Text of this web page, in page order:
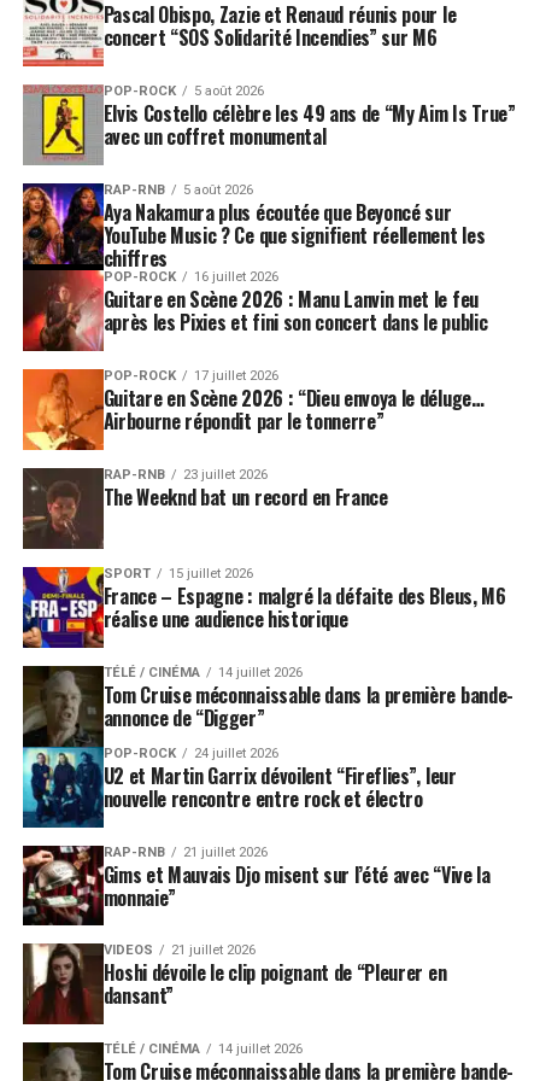
mais aussi de lutte. «Olho no olho, les yeux dans les
yeux, sans rancœur ni colère», précise Chico, fils de
cette terre nordestine où tout se joue sans détour, et qui
a mixé les us et coutumes des indigènes, des Portugais,
des Hollandais, des Africains, des Juifs, des Arabes, qui
au fil du temps ont bâti son histoire si singulière.
Rebouliço, composé, pendant la pandémie, remet ainsi
au centre du jeu l’amour et la joie des Nordéstins, qui,
sans être brisés par des conditions de vie parfois très
mènent la danse des « festas juninas », les fêtes de la
Saint Jean et de la Saint Pierre. Le plus grand risque
encouru par le Brésil ces dernières années a été
précisément l’extinction de la joie, cette alégria propre
au génie brésilien. Les méfaits du Covid-19 a certes failli
la briser, mais le pays a subi d’autres outrages : ceux
infligés par le gouvernement de Jair Bolsonaro – voici
donc le pays face à la « pandemia » et au « pandemonio
», (demonio signifie démon). «
environ 20% de la population, qui pense à l’extrême
droite de l’extrême droite, qui, en s’appuyant sur une
frange radicale des Evangéliques, sur des milices et des
trafiquants pour imposer une vision médiévale de la
société et des femmes. Le problème, commente Chico
Cesar, ce n’était pas seulement Hitler, c’était les Nazis».
Chico Césarest une fleur de cactus, baroque, qui a su
traduire en rythmes, en mélodies,en harmonies, les
paradoxes, le messianisme, les amours ardentes ou
buissons ras qui retiennent l’humidité dans un océan de
sécheresse. «Le défi est de pouvoir embrasser le fer qui
nous transperce et nous blesse. S’octroyer le luxe du
pardon, évitant ainsi les fractures irrémédiables
l’artiste.
En près de trente ans de carrière,
devenu une figure centrale de la MPB (musique
Pascal Obispo, Zazie et Renaud réunis pour le
concert “SOS Solidarité Incendies” sur M6
POP-ROCK 5 août 2026
Elvis Costello célèbre les 49 ans de “My Aim Is True”
avec un coffret monumental
RAP-RNB 5 août 2026
Aya Nakamura plus écoutée que Beyoncé sur
YouTube Music ? Ce que signifient réellement les
chiffres
POP-ROCK 16 juillet 2026
Guitare en Scène 2026 : Manu Lanvin met le feu
après les Pixies et fini son concert dans le public
POP-ROCK 17 juillet 2026
Guitare en Scène 2026 : “Dieu envoya le déluge…
Airbourne répondit par le tonnerre”
RAP-RNB 23 juillet 2026
The Weeknd bat un record en France
SPORT 15 juillet 2026
France – Espagne : malgré la défaite des Bleus, M6
réalise une audience historique
TÉLÉ / CINÉMA 14 juillet 2026
Tom Cruise méconnaissable dans la première bande-
annonce de “Digger”
POP-ROCK 24 juillet 2026
U2 et Martin Garrix dévoilent “Fireflies”, leur
nouvelle rencontre entre rock et électro
RAP-RNB 21 juillet 2026
Gims et Mauvais Djo misent sur l’été avec “Vive la
monnaie”
VIDEOS 21 juillet 2026
Hoshi dévoile le clip poignant de “Pleurer en
dansant”
TÉLÉ / CINÉMA 14 juillet 2026
Tom Cruise méconnaissable dans la première bande-